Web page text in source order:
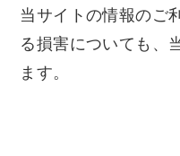
当サイトの情報のご
る損害についても、
ます。